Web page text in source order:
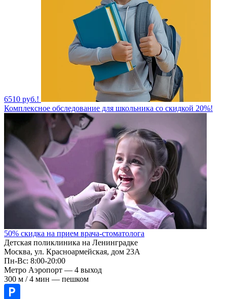
6510 руб.!
Комплексное обследование для школьника со скидкой 20%!
50% скидка на прием врача-стоматолога
Детская поликлиника на Ленинградке
Москва, ул. Красноармейская, дом 23А
Пн-Вс: 8:00-20:00
Метро Аэропорт — 4 выход
300 м / 4 мин — пешком